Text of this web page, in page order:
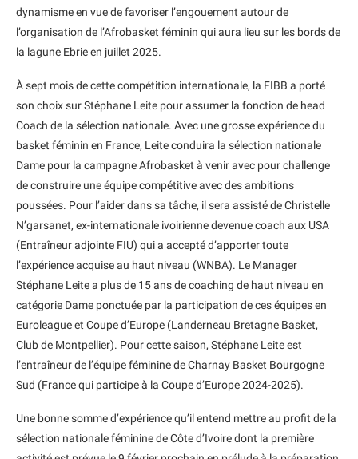
dynamisme en vue de favoriser l’engouement autour de
l’organisation de l’Afrobasket féminin qui aura lieu sur les bords de
la lagune Ebrie en juillet 2025.
À sept mois de cette compétition internationale, la FIBB a porté
son choix sur Stéphane Leite pour assumer la fonction de head
Coach de la sélection nationale. Avec une grosse expérience du
basket féminin en France, Leite conduira la sélection nationale
Dame pour la campagne Afrobasket à venir avec pour challenge
de construire une équipe compétitive avec des ambitions
poussées. Pour l’aider dans sa tâche, il sera assisté de Christelle
N’garsanet, ex-internationale ivoirienne devenue coach aux USA
(Entraîneur adjointe FIU) qui a accepté d’apporter toute
l’expérience acquise au haut niveau (WNBA). Le Manager
Stéphane Leite a plus de 15 ans de coaching de haut niveau en
catégorie Dame ponctuée par la participation de ces équipes en
Euroleague et Coupe d’Europe (Landerneau Bretagne Basket,
Club de Montpellier). Pour cette saison, Stéphane Leite est
l’entraîneur de l’équipe féminine de Charnay Basket Bourgogne
Sud (France qui participe à la Coupe d’Europe 2024-2025).
Une bonne somme d’expérience qu’il entend mettre au profit de la
sélection nationale féminine de Côte d’Ivoire dont la première